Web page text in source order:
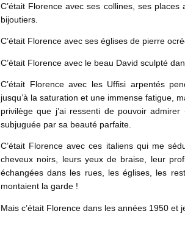
C’était Florence avec ses collines, ses
bijoutiers.
C’était Florence avec ses églises de pierre
C’était Florence avec le beau David sculpté
C’était Florence avec les Uffisi arpentés
jusqu’à la saturation et une immense fatigue,
privilège que j’ai ressenti de pouvoir
subjuguée par sa beauté parfaite.
C’était Florence avec ces italiens qui me
cheveux noirs, leurs yeux de braise, leur
échangées dans les rues, les églises, les
montaient la garde !
Mais c’était Florence dans les années 1950 et